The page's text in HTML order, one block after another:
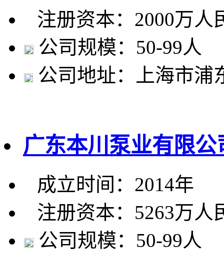
注册资本：2000万人
公司规模：50-99人
公司地址：上海市浦
广东本川泵业有限公
成立时间：2014年
注册资本：5263万人
公司规模：50-99人